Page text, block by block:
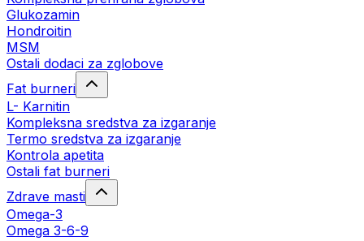
Glukozamin
Hondroitin
MSM
Ostali dodaci za zglobove
Fat burneri
L- Karnitin
Kompleksna sredstva za izgaranje
Termo sredstva za izgaranje
Kontrola apetita
Ostali fat burneri
Zdrave masti
Omega-3
Omega 3-6-9